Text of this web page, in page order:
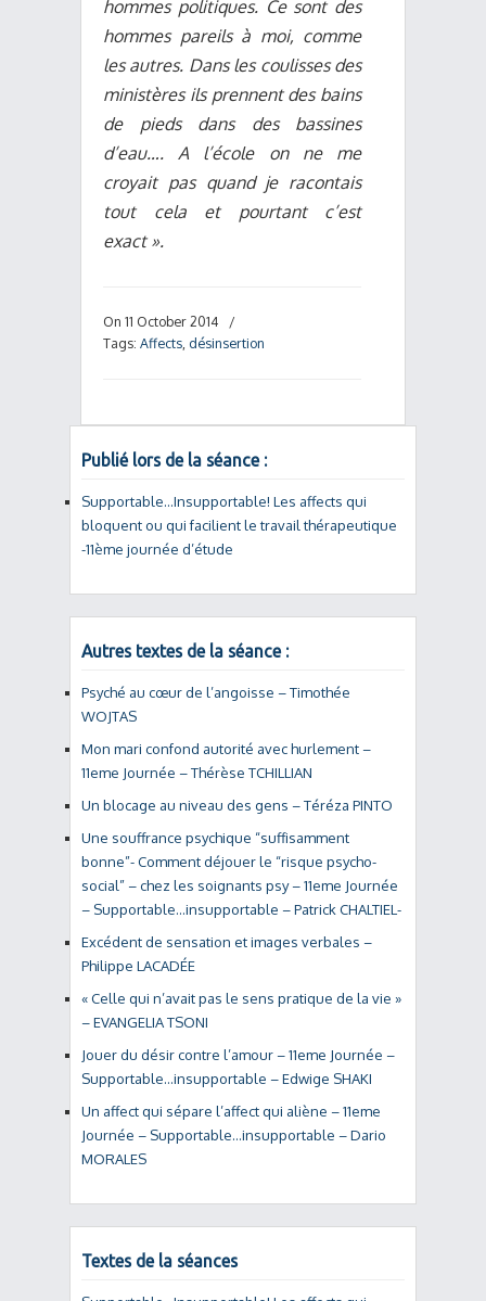
hommes politiques. Ce sont des
hommes pareils à moi, comme
les autres. Dans les coulisses des
ministères ils prennent des bains
de pieds dans des bassines
d’eau…. A l’école on ne me
croyait pas quand je racontais
tout cela et pourtant c’est
exact ».
On 11 October 2014
/
Tags: Affects désinsertion
Publié lors de la séance :
Supportable…Insupportable! Les affects qui
bloquent ou qui facilient le travail thérapeutique
-11ème journée d’étude
Autres textes de la séance :
Psyché au cœur de l’angoisse – Timothée
WOJTAS
Mon mari confond autorité avec hurlement –
11eme Journée – Thérèse TCHILLIAN
Un blocage au niveau des gens – Téréza PINTO
Une souffrance psychique “suffisamment
bonne”- Comment déjouer le “risque psycho-
social” – chez les soignants psy – 11eme Journée
– Supportable…insupportable – Patrick CHALTIEL-
Excédent de sensation et images verbales –
Philippe LACADÉE
« Celle qui n’avait pas le sens pratique de la vie »
– EVANGELIA TSONI
Jouer du désir contre l’amour – 11eme Journée –
Supportable…insupportable – Edwige SHAKI
Un affect qui sépare l’affect qui aliène – 11eme
Journée – Supportable…insupportable – Dario
MORALES
Textes de la séances